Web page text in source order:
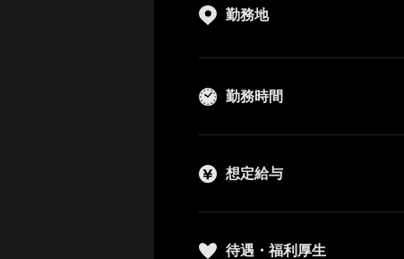
勤務地
勤務時間
想定給与
待遇・福利厚生